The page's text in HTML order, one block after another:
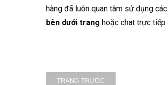
hàng đã luôn quan tâm sử dụng
bên dưới trang hoặc chat trực
TRANG TRƯỚC